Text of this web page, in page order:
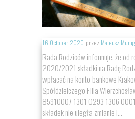
16 October 2020 przez Mateusz
Rada Rodziców informuje, że od
2020/2021 składki na Radę
wpłacać na konto bankowe
Spółdzielczego Filia
85910007 1301 0293 1306
składek nie uległa zmianie i...